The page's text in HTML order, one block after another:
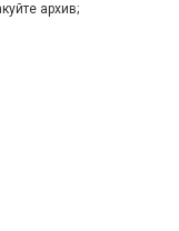
архив;